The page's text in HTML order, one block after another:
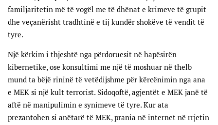
familjaritetin më të vogël me të dhënat e krimeve të grupit
dhe veçanërisht tradhtinë e tij kundër shokëve të vendit të
tyre.
Një kërkim i thjeshtë nga përdoruesit në hapësirën
kibernetike, ose konsultimi me një të moshuar në thelb
mund ta bëjë rininë të vetëdijshme për kërcënimin nga ana
e MEK si një kult terrorist. Sidoqoftë, agjentët e MEK janë të
aftë në manipulimin e synimeve të tyre. Kur ata
prezantohen si anëtarë të MEK, prania në internet në rrjetin